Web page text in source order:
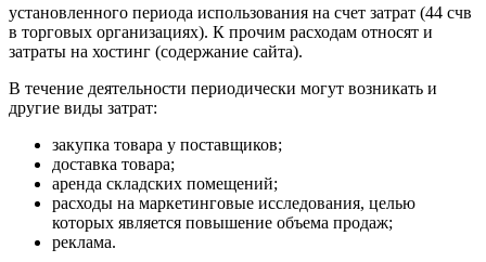
установленного периода использования на счет затрат (44 счв
в торговых организациях). К прочим расходам относят и
затраты на хостинг (содержание сайта).
В течение деятельности периодически могут возникать и
другие виды затрат:
закупка товара у поставщиков;
доставка товара;
аренда складских помещений;
расходы на маркетинговые исследования, целью
которых является повышение объема продаж;
реклама.